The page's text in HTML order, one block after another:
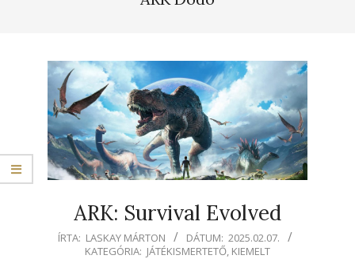
ARK: Survival Evolved
2025-
ÍRTA: LASKAY MÁRTON DÁTUM: 2025.02.07.
KATEGÓRIA: JÁTÉKISMERTETŐ, KIEMELT